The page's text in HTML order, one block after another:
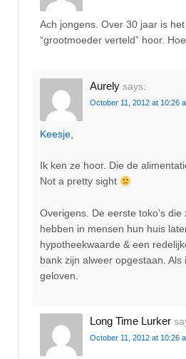
Ach jongens. Over 30 jaar is
“grootmoeder verteld” hoor.
Aurely says:
October 11, 2012 at 10:26
Keesje
Ik ken ze hoor. Die de
Not a pretty sight
Overigens. De eerste toko’s
hebben in mensen hun huis
hypotheekwaarde & een
bank zijn alweer opgestaan. Als
geloven.
Long Time Lurker
October 11, 2012 at 10:26